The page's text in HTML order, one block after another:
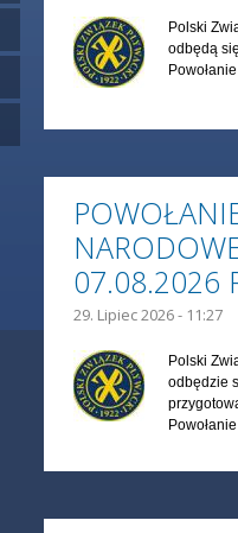
Polski
odbędą
07.08.2026
29. Lipiec 2026 - 11:27
Polski
odbędzie